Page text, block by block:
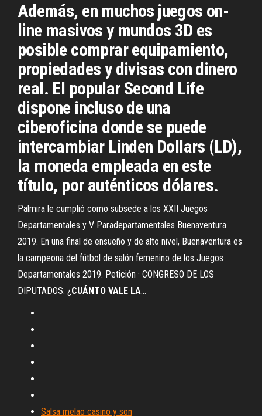
Además, en muchos juegos on-
line masivos y mundos 3D es
posible comprar equipamiento,
propiedades y divisas con dinero
real. El popular Second Life
dispone incluso de una
ciberoficina donde se puede
intercambiar Linden Dollars (LD),
la moneda empleada en este
título, por auténticos dólares.
Palmira le cumplió como subsede a los XXII Juegos
Departamentales y V Paradepartamentales Buenaventura
2019. En una final de ensueño y de alto nivel, Buenaventura es
la campeona del fútbol de salón femenino de los Juegos
Departamentales 2019. Petición · CONGRESO DE LOS
DIPUTADOS: ¿ CUÁNTO VALE LA...
Salsa melao casino y son